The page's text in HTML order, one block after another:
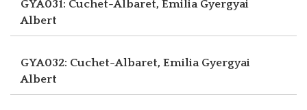
GYA031: Cuchet-Albaret, Emilia Gyergyai
Albert
GYA032: Cuchet-Albaret, Emilia Gyergyai
Albert